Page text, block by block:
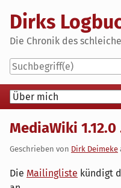
content
Dirks
Die Chronik des
Navigation
MediaWiki 1.12.0
Geschrieben von Dirk Deimeke
Die Mailingliste kündigt